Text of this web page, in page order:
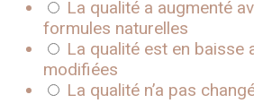
La qualité a augmenté
formules naturelles
La qualité est en baisse
modifiées
La qualité n’a pas